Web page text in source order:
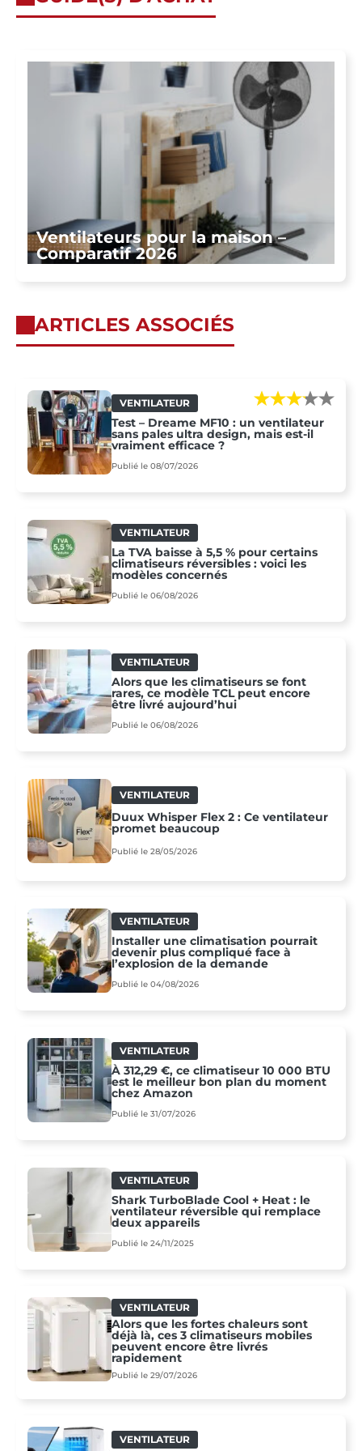
Ventilateurs pour la maison –
Comparatif 2026
ARTICLES ASSOCIÉS
VENTILATEUR
Test – Dreame MF10 : un ventilateur
sans pales ultra design, mais est-il
vraiment efficace ?
Publié le 08/07/2026
VENTILATEUR
La TVA baisse à 5,5 % pour certains
climatiseurs réversibles : voici les
modèles concernés
Publié le 06/08/2026
VENTILATEUR
Alors que les climatiseurs se font
rares, ce modèle TCL peut encore
être livré aujourd’hui
Publié le 06/08/2026
VENTILATEUR
Duux Whisper Flex 2 : Ce ventilateur
promet beaucoup
Publié le 28/05/2026
VENTILATEUR
Installer une climatisation pourrait
devenir plus compliqué face à
l’explosion de la demande
Publié le 04/08/2026
VENTILATEUR
À 312,29 €, ce climatiseur 10 000 BTU
est le meilleur bon plan du moment
chez Amazon
Publié le 31/07/2026
VENTILATEUR
Shark TurboBlade Cool + Heat : le
ventilateur réversible qui remplace
deux appareils
Publié le 24/11/2025
VENTILATEUR
Alors que les fortes chaleurs sont
déjà là, ces 3 climatiseurs mobiles
peuvent encore être livrés
rapidement
Publié le 29/07/2026
VENTILATEUR